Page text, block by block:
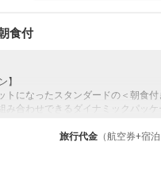
食付
】
トになったスタンダードの＜朝食付
み合わせできるダイナミックパッ
や延泊・飛び泊なども自由自在で
フライトマイルが50%貯まります。
旅行代金 （航空券+宿